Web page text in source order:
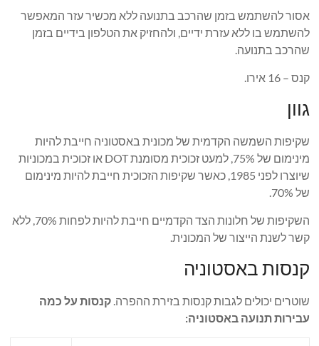
אסור להשתמש בזמן שהרכב בתנועה ללא מכשיר עזר המאפשר
להשתמש בו ללא עזרת ידיים, ולהחזיק את הטלפון בידיים בזמן
שהרכב בתנועה.
קנס – 16 אירו.
גוון
שקיפות השמשה הקדמית של מכונית באסטוניה חייבת להיות
מינימום של 75%, למעט זכוכית מסומנת DOT או זכוכית במכוניות
שיוצרו לפני 1985, כאשר שקיפות הזכוכית חייבת להיות מינימום
של 70%.
השקיפות של חלונות הצד הקדמיים חייבת להיות לפחות 70%, ללא
קשר לשנת הייצור של המכונית.
קנסות באסטוניה
שוטרים יכולים לגבות קנסות בזירת ההפרה.קנסות על כמה
עבירות תנועה באסטוניה: